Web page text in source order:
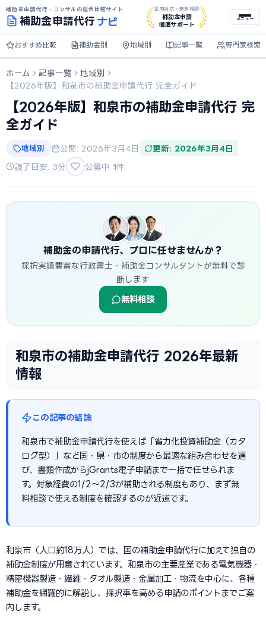
補助金申請代行・コンサルの総合比較サイト
補助金申請代行 ナビ
全国対応・無料相談
補助金申請
徹底サポート
メニュー
おすすめ比較 補助金別 地域別 記事一覧 専門家検索
ホーム 記事一覧
地域別
【2026年版】和泉市の補助金申請代行 完全ガイド
【2026年版】和泉市の補助金申請代行 完
全ガイド
地域別 公開: 2026年3月4日 更新: 2026年3月4日
読了目安: 3分 公募中 1件
補助金の申請代行、プロに任せませんか？
採択実績豊富な行政書士・補助金コンサルタントが無料で診
断します
無料相談
和泉市の補助金申請代行 2026年最新
情報
この記事の結論
和泉市で補助金申請代行を使えば「省力化投資補助金（カタ
ログ型）」など国・県・市の制度から最適な組み合わせを選
び、書類作成からjGrants電子申請まで一括で任せられま
す。対象経費の1/2〜2/3が補助される制度もあり、まず無
料相談で使える制度を確認するのが近道です。
和泉市（人口約18万人）では、国の補助金申請代行に加えて独自の
補助金制度が用意されています。和泉市の主要産業である電気機器・
精密機器製造・繊維・タオル製造・金属加工・物流を中心に、各種
補助金を網羅的に解説し、採択率を高める申請のポイントまでご案
内します。